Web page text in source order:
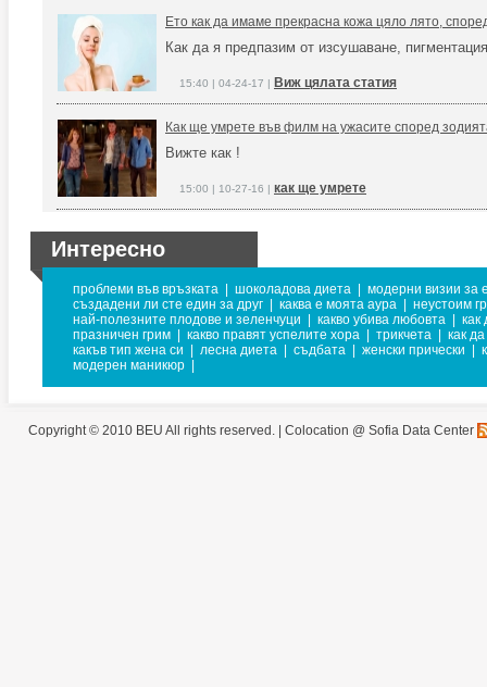
Ето как да имаме прекрасна кожа цяло лято,
Как да я предпазим от изсушаване,
15:40 | 04-24-17 | Виж цялата статия
Как ще умрете във филм на ужасите според
Вижте как !
15:00 | 10-27-16 | как ще умрете
Интересно
проблеми във връзката шоколадова диета
модерни визии за
създадени ли сте един за друг
каква е моята аура
неустоим
най-полезните плодове и зеленчуци
какво убива любовта
как
празничен грим
какво правят успелите хора трикчета
как
какъв тип жена си
лесна диета съдбата женски прически
модерен маникюр
Copyright © 2010 BEU All rights reserved. | Colocation @ Sofia Data Center